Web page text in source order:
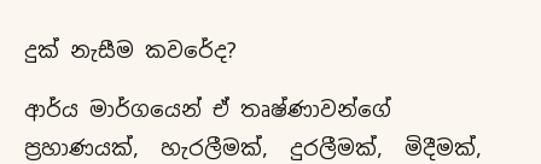
දුක් නැසීම කවරේද?
ආර්ය මාර්ගයෙන් ඒ තෘෂ්ණාවන්ගේ
ප්‍රහාණයක්, හැරලීමක්, දුරලීමක්, මිදීමක්,